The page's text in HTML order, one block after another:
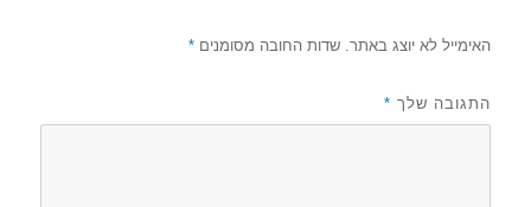
האימייל לא יוצג באתר. שדות החובה מסומנים*
התגובה שלך *